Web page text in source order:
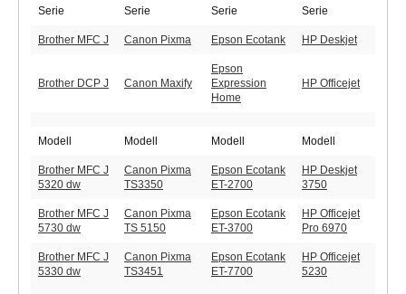
Serie Serie Serie Serie
Brother MFC J Canon Pixma Epson Ecotank HP Deskjet
Brother DCP J Canon Maxify
Epson
Expression
Home
HP Officejet
Modell Modell Modell Modell
Brother MFC J
5320 dw
Canon Pixma
TS3350
Epson Ecotank
ET-2700
HP Deskjet
3750
Brother MFC J
5730 dw
Canon Pixma
TS 5150
Epson Ecotank
ET-3700
HP Officejet
Pro 6970
Brother MFC J
5330 dw
Canon Pixma
TS3451
Epson Ecotank
ET-7700
HP Officejet
5230